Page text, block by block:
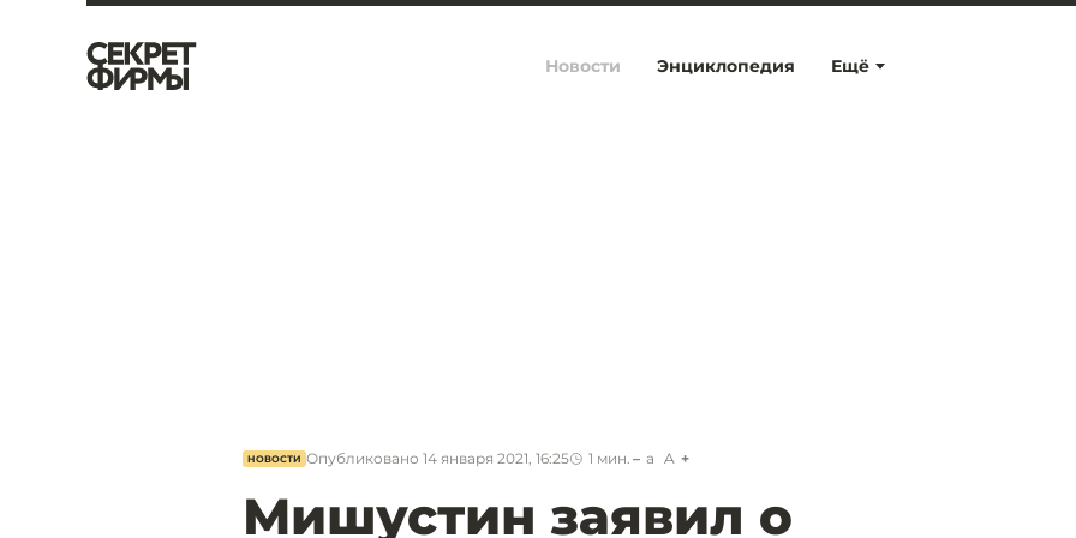
Ещё
Новости Энциклопедия
НОВОСТИ Опубликовано 14 января 2021, 16:25 1 мин. a A
Мишустин заявил о